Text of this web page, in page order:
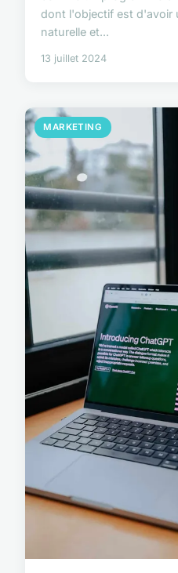
dont l'objectif est d'avoir
naturelle et...
13 juillet 2024
MARKETING